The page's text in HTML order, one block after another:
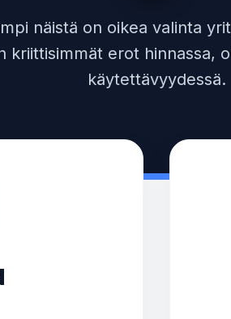
näistä on oikea valinta
kriittisimmät erot hinnassa,
käytettävyydessä.